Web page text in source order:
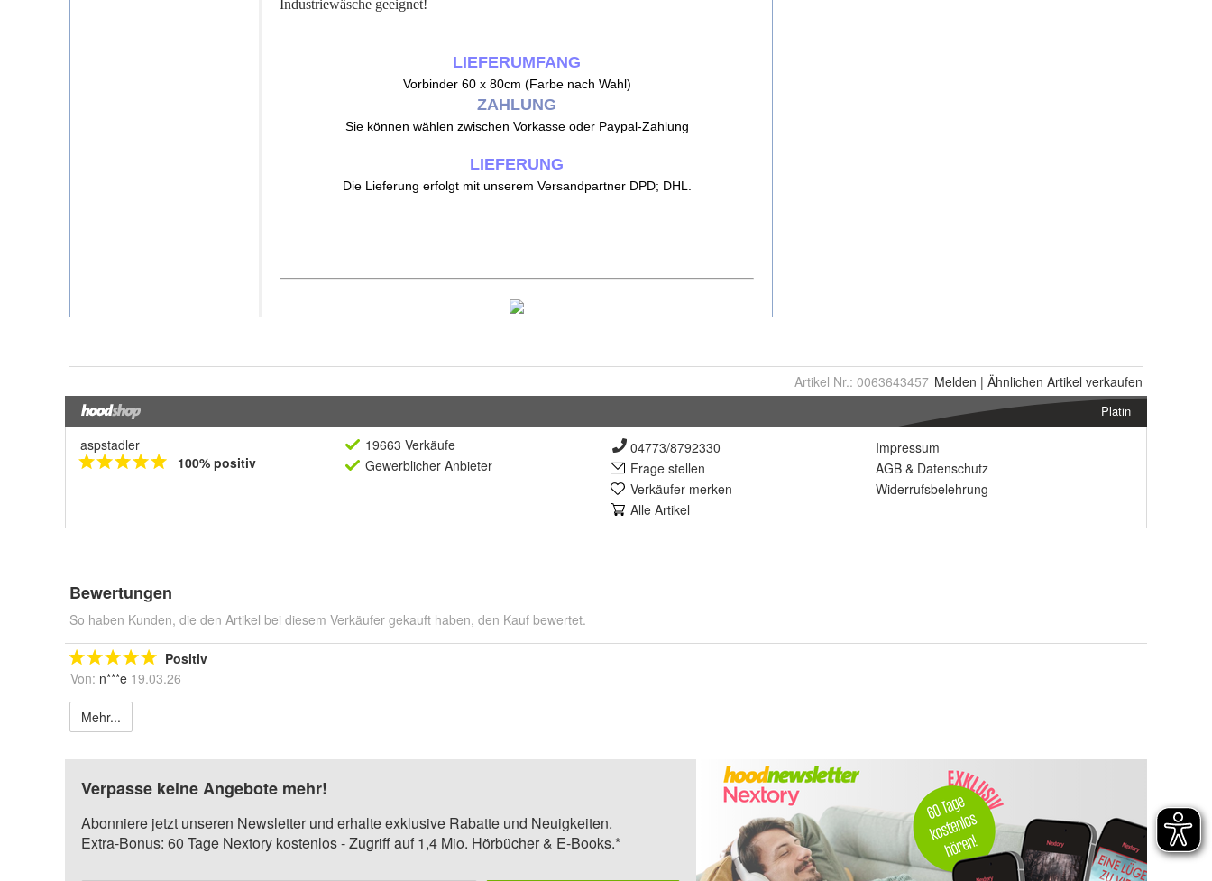
Artikel Nr.: 0063643457 Melden | Ähnlichen Artikel verkaufen
Platin
aspstadler
100% positiv
19663 Verkäufe
Gewerblicher Anbieter
04773/8792330
Frage stellen
Verkäufer merken
Alle Artikel
Impressum
AGB & Datenschutz
Widerrufsbelehrung
Bewertungen
So haben Kunden, die den Artikel bei diesem Verkäufer gekauft haben, den Kauf bewertet.
Positiv
Von: n***e 19.03.26
Mehr...
Verpasse keine Angebote mehr!
Abonniere jetzt unseren Newsletter und erhalte exklusive Rabatte und Neuigkeiten.
Extra-Bonus: 60 Tage Nextory kostenlos - Zugriff auf 1,4 Mio. Hörbücher & E-Books.*